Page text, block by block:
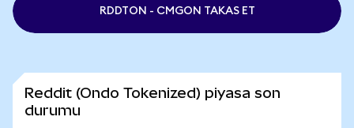
RDDTON - CMGON TAKAS ET
Reddit (Ondo Tokenized) piyasa son
durumu